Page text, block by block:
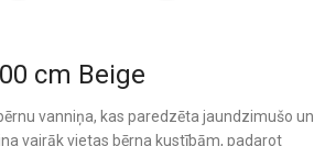
cm Beige
vanniņa, kas paredzēta jaundzimušo un
vairāk vietas bērna kustībām, padarot